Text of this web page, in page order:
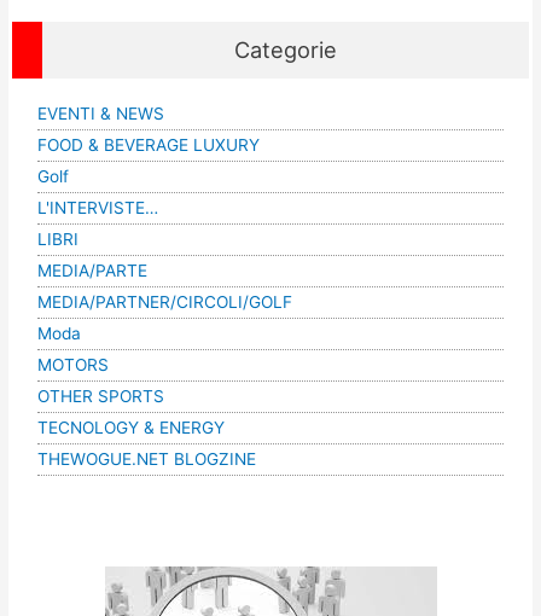
Categorie
EVENTI & NEWS
FOOD & BEVERAGE LUXURY
Golf
L'INTERVISTE…
LIBRI
MEDIA/PARTE
MEDIA/PARTNER/CIRCOLI/GOLF
Moda
MOTORS
OTHER SPORTS
TECNOLOGY & ENERGY
THEWOGUE.NET BLOGZINE